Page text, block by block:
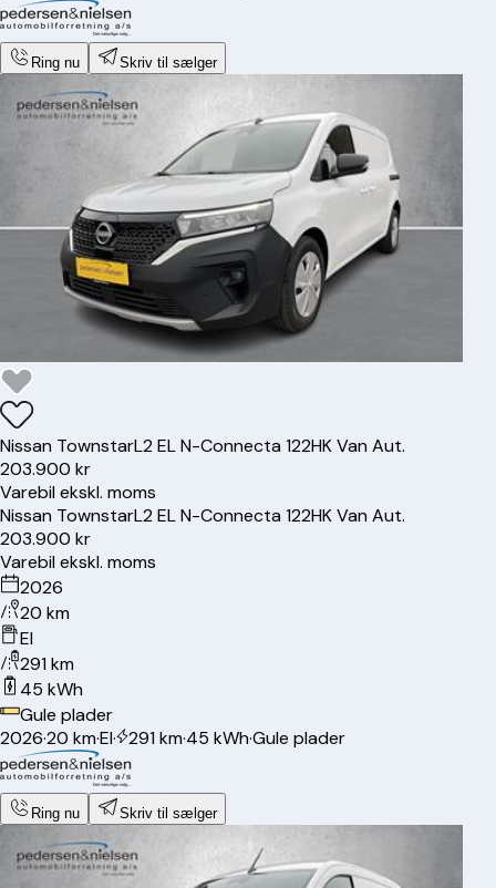
Ring nu Skriv til sælger
Nissan TownstarL2 EL N-Connecta 122HK Van Aut.
203.900 kr
Varebil ekskl. moms
Nissan TownstarL2 EL N-Connecta 122HK Van Aut.
203.900 kr
Varebil ekskl. moms
2026
20 km
El
291 km
45 kWh
Gule plader
2026·20 km·El· 291 km·45 kWh·Gule plader
Ring nu Skriv til sælger